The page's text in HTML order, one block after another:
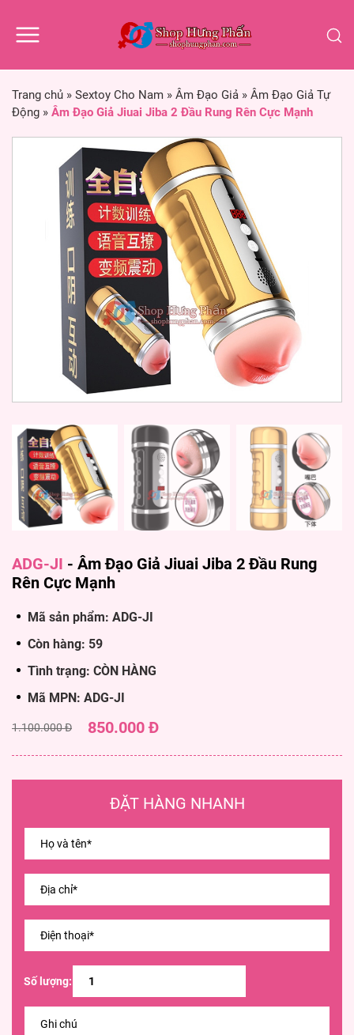
Trang chủ » Sextoy Cho Nam » Âm Đạo Giả » Âm Đạo Giả Tự
Động » Âm Đạo Giả Jiuai Jiba 2 Đầu Rung Rên Cực Mạnh
ADG-JI - Âm Đạo Giả Jiuai Jiba 2 Đầu Rung
Rên Cực Mạnh
Mã sản phẩm: ADG-JI
Còn hàng: 59
Tình trạng: CÒN HÀNG
Mã MPN: ADG-JI
1.100.000 Đ 850.000 Đ
ĐẶT HÀNG NHANH
Số lượng: